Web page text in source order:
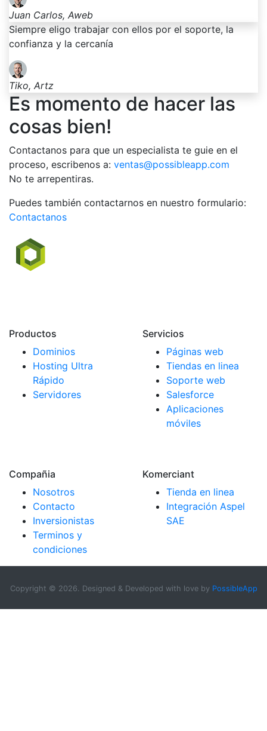
Juan Carlos, Aweb
Siempre eligo trabajar con ellos por el soporte, la
confianza y la cercanía
Tiko, Artz
Es momento de hacer las
cosas bien!
Contactanos para que un especialista te guie en el
proceso, escribenos a: ventas@possibleapp.com
No te arrepentiras.
Puedes también contactarnos en nuestro formulario:
Contactanos
Productos
Dominios
Hosting Ultra
Rápido
Servidores
Servicios
Páginas web
Tiendas en linea
Soporte web
Salesforce
Aplicaciones
móviles
Compañia
Nosotros
Contacto
Inversionistas
Terminos y
condiciones
Komerciant
Tienda en linea
Integración Aspel
SAE
Copyright © 2026. Designed & Developed with love by PossibleApp